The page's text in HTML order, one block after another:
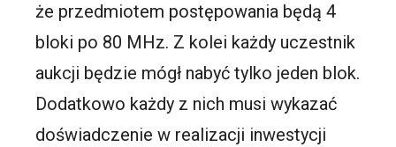
że przedmiotem postępowania będą 4
bloki po 80 MHz. Z kolei każdy uczestnik
aukcji będzie mógł nabyć tylko jeden blok.
Dodatkowo każdy z nich musi wykazać
doświadczenie w realizacji inwestycji